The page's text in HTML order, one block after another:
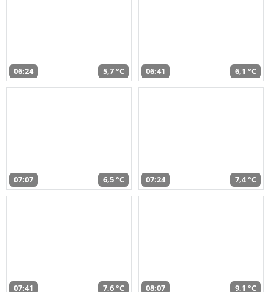
06:24 5,7 °C 06:41 6,1 °C
07:07 6,5 °C 07:24 7,4 °C
07:41 7,6 °C 08:07 9,1 °C